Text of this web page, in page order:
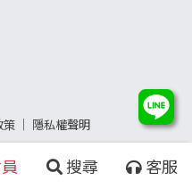
搜尋 客服
策 │ 隱私權聲明
Technology Co., Ltd.